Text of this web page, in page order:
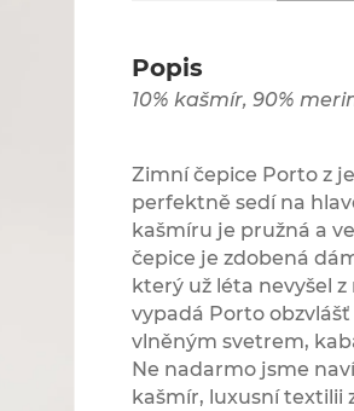
Popis
10% kašmír, 90%
Zimní čepice Porto z
perfektně sedí na
kašmíru je pružná a
čepice je zdobená
který už léta nevyšel
vypadá Porto
vlněným svetrem,
Ne nadarmo jsme
kašmír, luxusní textilii